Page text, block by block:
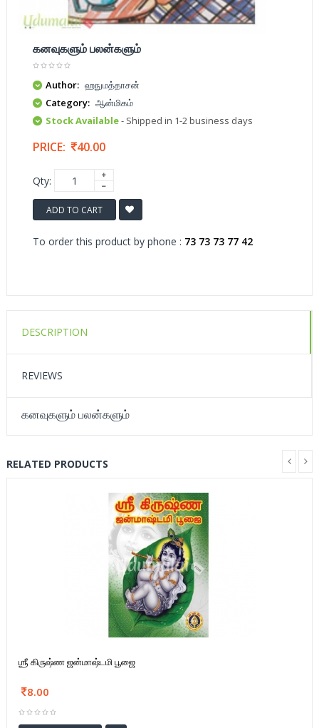
கனவுகளும் பலன்களும்
Author: ஹநுமத்தாசன்
Category: ஆன்மிகம்
Stock Available- Shipped in 1-2 business days
PRICE: 40.00
Qty:
ADD TO CART
To order this product by phone : 73 73 73 77 42
DESCRIPTION
REVIEWS
கனவுகளும் பலன்களும்
RELATED PRODUCTS
ஶ்ரீ கிருஷ்ண ஜன்மாஷ்டமி பூஜை
8.00